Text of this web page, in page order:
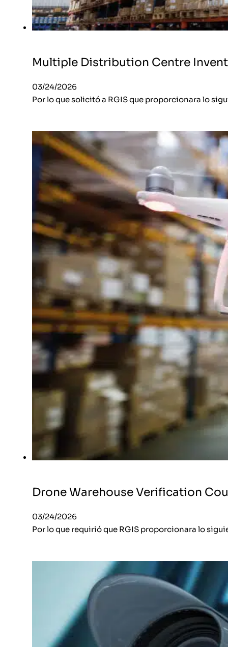
Multiple Distribution Centre
03/24/2026
Por lo que solicitó a RGIS que proporcionara lo
Drone Warehouse Verification
03/24/2026
Por lo que requirió que RGIS proporcionara lo